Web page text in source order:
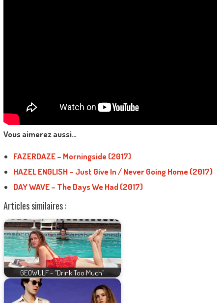
Vous aimerez aussi…
FAZERDAZE – Morningside (2017)
HAZEL ENGLISH – Just Give In / Never Going Home (2017)
DAY WAVE – The Days We Had (2017)
Articles similaires :
GEOWULF - "Drink Too Much"